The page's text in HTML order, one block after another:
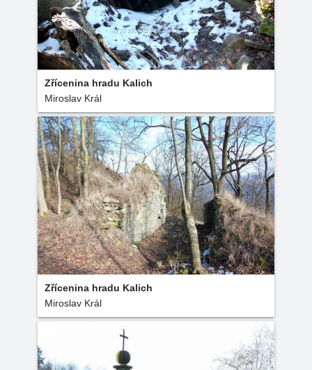
Zřícenina hradu Kalich
Miroslav Král
Zřícenina hradu Kalich
Miroslav Král